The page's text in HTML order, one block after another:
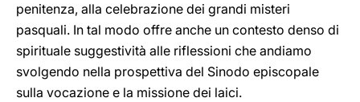
penitenza, alla celebrazione dei grandi misteri
pasquali. In tal modo offre anche un contesto denso di
spirituale suggestività alle riflessioni che andiamo
svolgendo nella prospettiva del Sinodo episcopale
sulla vocazione e la missione dei laici.